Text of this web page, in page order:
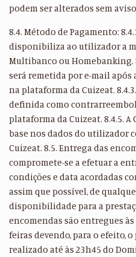
podem ser alterados sem
8.4. Método de Pagamento:
disponibiliza ao utilizador a
Multibanco ou Homebanking.
será remetida por e-mail após
na plataforma da Cuizeat.
definida como
plataforma da Cuizeat. 8.4.5.
base nos dados do utilizador
Cuizeat. 8.5. Entrega das
compromete-se a efetuar a
condições e data acordadas
assim que possível, de
disponibilidade para a
encomendas são entregues
feiras devendo, para o efeito,
realizado até às 23h45 do